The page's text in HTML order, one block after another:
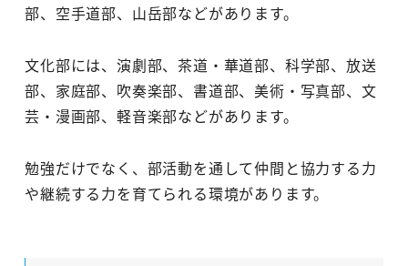
部、空手道部、山岳部などがあります。
文化部には、演劇部、茶道・華道部、科学部、放送
部、家庭部、吹奏楽部、書道部、美術・写真部、文
芸・漫画部、軽音楽部などがあります。
勉強だけでなく、部活動を通して仲間と協力する力
や継続する力を育てられる環境があります。